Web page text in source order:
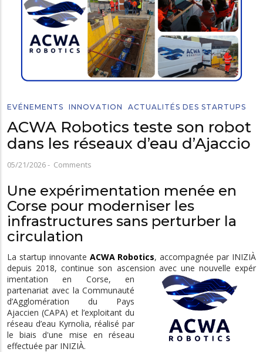
EVÉNEMENTS INNOVATION ACTUALITÉS DES STARTUPS
ACWA Robotics teste son robot
dans les réseaux d’eau d’Ajaccio
05/21/2026- Comments
Une expérimentation menée en
Corse pour moderniser les
infrastructures sans perturber la
circulation
La startup innovante ACWA Robotics, accompagnée par INIZIÀ
depuis 2018, continue son ascension avec une nouvelle expér
imentation en Corse, en
partenariat avec la Communauté
d’Agglomération du Pays
Ajaccien (CAPA) et l’exploitant du
réseau d’eau Kyrnolia, réalisé par
le biais d'une mise en réseau
effectuée par INIZIÀ.